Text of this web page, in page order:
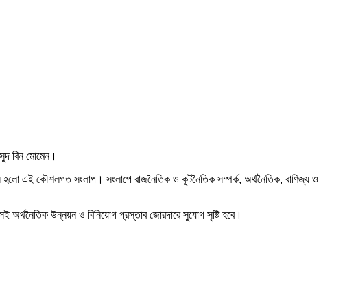
বিন মোমেন।
হলো এই কৌশলগত সংলাপ। সংলাপে রাজনৈতিক ও কূটনৈতিক সম্পর্ক, অর্থনৈতিক, বাণিজ্য ও
অর্থনৈতিক উন্নয়ন ও বিনিয়োগ প্রস্তাব জোরদারে সুযোগ সৃষ্টি হবে।